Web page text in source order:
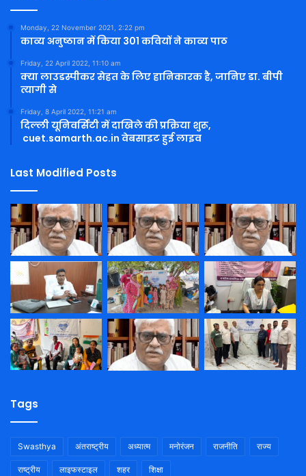
Monday, 22 November 2021, 2:22 pm
काव्य अनुष्ठान में किया 301 कवियों ने काव्य पाठ
Friday, 22 April 2022, 11:10 am
क्या लाउडस्पीकर सेहत के लिए हानिकारक है, जानिए डा. बीपी
त्यागी से
Friday, 8 April 2022, 11:21 am
दिल्ली यूनिवर्सिटी में दाखिले की प्रक्रिया शुरू,
cuet.samarth.ac.in वेबसाइट हुई लाइव
Last Modified Posts
Tags
Swasthya अंतराष्ट्रीय अध्यात्म मनोरंजन राजनीति राज्य
राष्ट्रीय लाइफस्टाइल शहर शिक्षा